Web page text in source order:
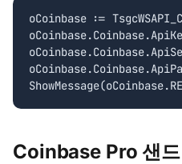
oCoinbase :=
Coinbase Pro 샌